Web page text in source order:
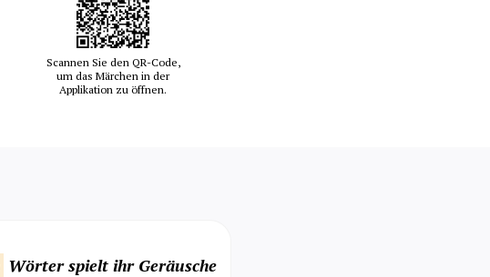
Scannen Sie den QR-Code,
um das Märchen in der
Applikation zu öffnen.
Wörter spielt ihr Geräusche